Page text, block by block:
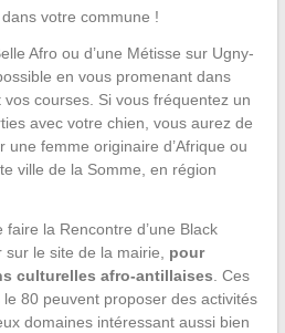
votre commune !
Afro ou d’une Métisse sur Ugny-
en vous promenant dans
courses. Si vous fréquentez un
avec votre chien, vous aurez de
une femme originaire d’Afrique ou
ville de la Somme, en région
la Rencontre d’une Black
le site de la mairie, pour
culturelles afro-antillaises . Ces
80 peuvent proposer des activités
domaines intéressant aussi bien